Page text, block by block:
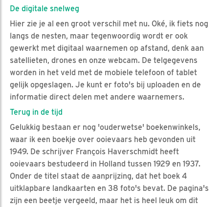
De digitale snelweg
Hier zie je al een groot verschil met nu. Oké, ik fiets nog
langs de nesten, maar tegenwoordig wordt er ook
gewerkt met digitaal waarnemen op afstand, denk aan
satellieten, drones en onze webcam. De telgegevens
worden in het veld met de mobiele telefoon of tablet
gelijk opgeslagen. Je kunt er foto's bij uploaden en de
informatie direct delen met andere waarnemers.
Terug in de tijd
Gelukkig bestaan er nog 'ouderwetse' boekenwinkels,
waar ik een boekje over ooievaars heb gevonden uit
1949. De schrijver François Haverschmidt heeft
ooievaars bestudeerd in Holland tussen 1929 en 1937.
Onder de titel staat de aanprijzing, dat het boek 4
uitklapbare landkaarten en 38 foto's bevat. De pagina's
zijn een beetje vergeeld, maar het is heel leuk om dit